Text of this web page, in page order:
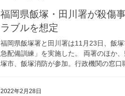
福岡県飯塚・田川署が殺傷事案対処訓練 行政機関窓口でのト
ラブルを想定
福岡県飯塚署と田川署は11月23日、飯
急配備訓練」を実施した。 両署のほか
塚市、飯塚消防が参加。行政機関の窓
2022年2月28日